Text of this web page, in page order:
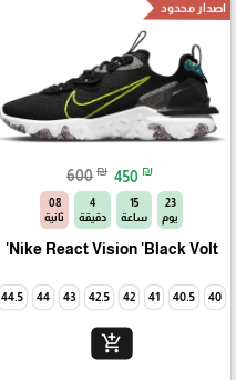
اصدار محدود
600 ₪ 450 ₪
23
يوم
15
ساعة
4
دقيقة
07
ثانية
Nike React Vision 'Black Volt'
40
40.5
41
42
42.5
43
44
44.5
add_shopping_cart